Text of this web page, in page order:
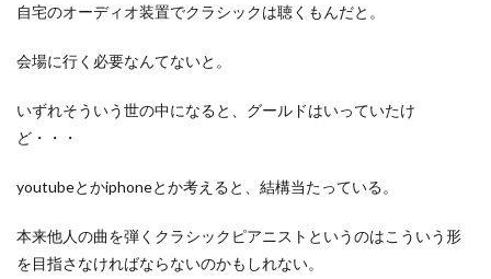
自宅のオーディオ装置でクラシックは聴くもんだと。
会場に行く必要なんてないと。
いずれそういう世の中になると、グールドはいっていたけ
ど・・・
youtubeとかiphoneとか考えると、結構当たっている。
本来他人の曲を弾くクラシックピアニストというのはこういう形
を目指さなければならないのかもしれない。